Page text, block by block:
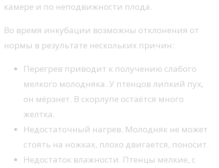
камере и по неподвижности плода.
Во время инкубации возможны отклонения от
нормы в результате нескольких причин:
Перегрев приводит к получению слабого
мелкого молодняка. У птенцов липкий пух,
он мёрзнет. В скорлупе остаётся много
желтка.
Недостаточный нагрев. Молодняк не может
стоять на ножках, плохо двигается, поносит.
Недостаток влажности. Птенцы мелкие, с